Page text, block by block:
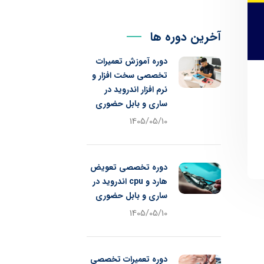
آخرین دوره ها
دوره آموزش تعمیرات
تخصصی سخت افزار و
نرم افزار اندروید در
ساری و بابل حضوری
1405/05/10
دوره تخصصی تعویض
هارد و cpu اندروید در
ساری و بابل حضوری
1405/05/10
دوره تعمیرات تخصصی